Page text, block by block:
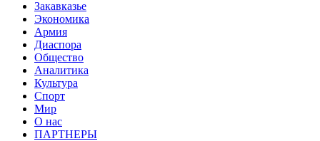
Закавказье
Экономика
Армия
Диаспора
Общество
Аналитика
Культура
Спорт
Мир
О нас
ПАРТНЕРЫ